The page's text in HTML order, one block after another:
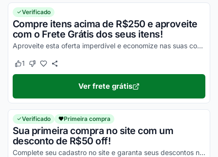
Verificado
Compre itens acima de R$250 e aproveite
com o Frete Grátis dos seus itens!
Aproveite esta oferta imperdível e economize nas suas compras da melhor maneira possível!
Este cupom funcionou
1 Este cupom não funcionou
Ver frete grátis
Verificado Primeira compra
Sua primeira compra no site com um
desconto de R$50 off!
Complete seu cadastro no site e garanta seus descontos na primeira compra!